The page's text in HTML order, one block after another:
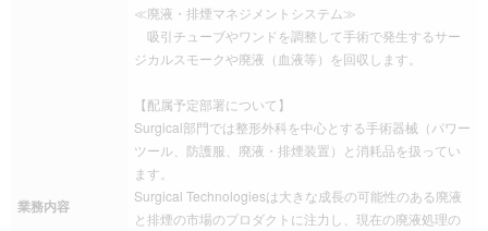
業務内容
≪廃液・排煙マネジメントシステム≫
吸引チューブやワンドを調整して手術で発生するサー
ジカルスモークや廃液（血液等）を回収します。
【配属予定部署について】
Surgical部門では整形外科を中心とする手術器械（パワー
ツール、防護服、廃液・排煙装置）と消耗品を扱ってい
ます。
Surgical Technologiesは大きな成長の可能性のある廃液
と排煙の市場のプロダクトに注力し、現在の廃液処理の